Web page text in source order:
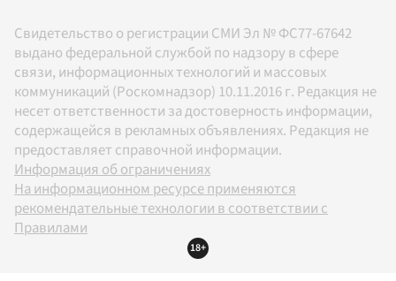
Свидетельство о регистрации СМИ Эл № ФС77-67642
выдано федеральной службой по надзору в сфере
связи, информационных технологий и массовых
коммуникаций (Роскомнадзор) 10.11.2016 г. Редакция не
несет ответственности за достоверность информации,
содержащейся в рекламных объявлениях. Редакция не
предоставляет справочной информации.
Информация об ограничениях
На информационном ресурсе применяются
рекомендательные технологии в соответствии с
Правилами
18+